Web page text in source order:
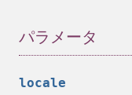
パラメータ
locale